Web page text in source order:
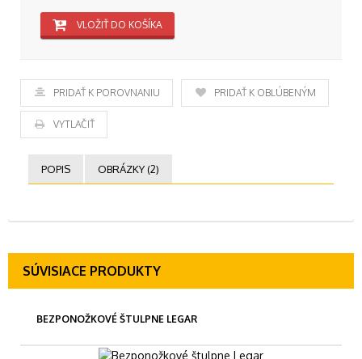
VLOŽIŤ DO KOŠÍKA
PRIDAŤ K POROVNANIU PRIDAŤ K OBĽÚBENÝM
VYTLAČIŤ
POPIS OBRÁZKY (2)
SÚVISIACE PRODUKTY
BEZPONOŽKOVÉ ŠTULPNE LEGAR